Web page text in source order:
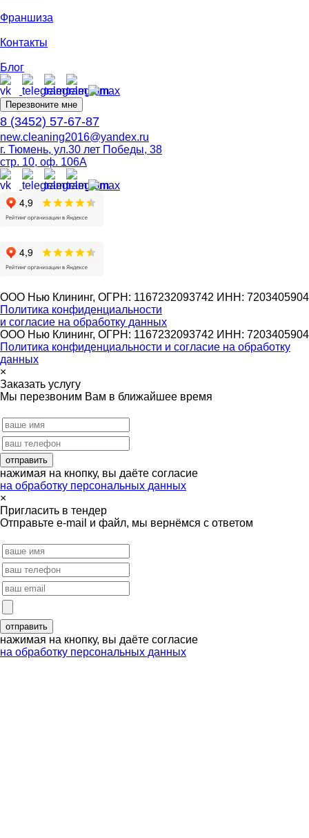
Франшиза
Контакты
Блог
Перезвоните мне
8 (3452) 57-67-87
new.cleaning2016@yandex.ru
г. Тюмень, ул.30 лет Победы, 38
стр. 10, оф. 106А
ООО Нью Клининг, ОГРН: 1167232093742 ИНН: 7203405904
Политика конфиденциальности
и согласие на обработку данных
ООО Нью Клининг, ОГРН: 1167232093742 ИНН: 7203405904
Политика конфиденциальности и согласие на обработку
данных
×
Заказать услугу
Мы перезвоним Вам в ближайшее время
нажимая на кнопку, вы даёте согласие
на обработку персональных данных
×
Пригласить в тендер
Отправьте e-mail и файл, мы вернёмся с ответом
нажимая на кнопку, вы даёте согласие
на обработку персональных данных